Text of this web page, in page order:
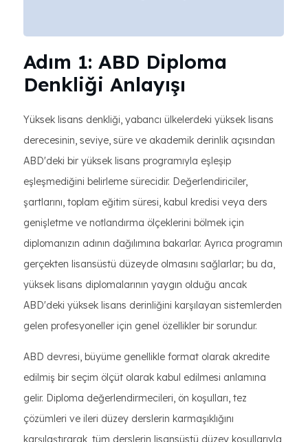
Adım 1: ABD Diploma
Denkliği Anlayışı
Yüksek lisans denkliği, yabancı ülkelerdeki yüksek lisans
derecesinin, seviye, süre ve akademik derinlik açısından
ABD'deki bir yüksek lisans programıyla eşleşip
eşleşmediğini belirleme sürecidir. Değerlendiriciler,
şartlarını, toplam eğitim süresi, kabul kredisi veya ders
genişletme ve notlandırma ölçeklerini bölmek için
diplomanızın adının dağılımına bakarlar. Ayrıca programın
gerçekten lisansüstü düzeyde olmasını sağlarlar; bu da,
yüksek lisans diplomalarının yaygın olduğu ancak
ABD'deki yüksek lisans derinliğini karşılayan sistemlerden
gelen profesyoneller için genel özellikler bir sorundur.
ABD devresi, büyüme genellikle format olarak akredite
edilmiş bir seçim ölçüt olarak kabul edilmesi anlamına
gelir. Diploma değerlendirmecileri, ön koşulları, tez
çözümleri ve ileri düzey derslerin karmaşıklığını
karşılaştırarak, tüm derslerin lisansüstü düzey koşullarıyla